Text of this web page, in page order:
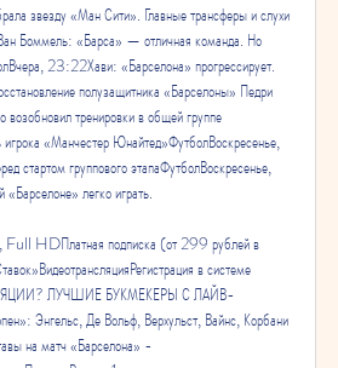
звезду «Ман Сити». Главные трансферы и слухи
Боммель: «Барса» — отличная команда. Но
23:22Хави: «Барселона» прогрессирует.
полузащитника «Барселоны» Педри
тренировки в общей группе
«Манчестер Юнайтед»ФутболВоскресенье,
стартом группового этапаФутболВоскресенье,
легко играть.
Full HDПлатная подписка (от 299 рублей в
в системе
ЛУЧШИЕ БУКМЕКЕРЫ С ЛАЙВ-
Энгельс, Де Вольф, Верхульст, Вайнс, Корбани
на матч «Барселона» -